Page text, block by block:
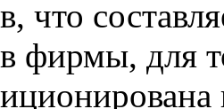
что
фирмы, для